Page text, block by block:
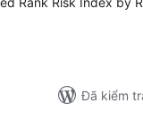
Đã kiểm